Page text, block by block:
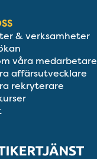
& verksamheter
våra medarbetare
affärsutvecklare
rekryterare